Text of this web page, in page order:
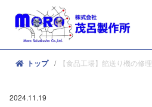
トップ 【食品工場】餡送り機の修理
2024.11.19